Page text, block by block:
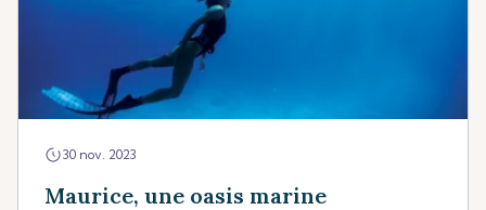
30 nov. 2023
Maurice, une oasis marine